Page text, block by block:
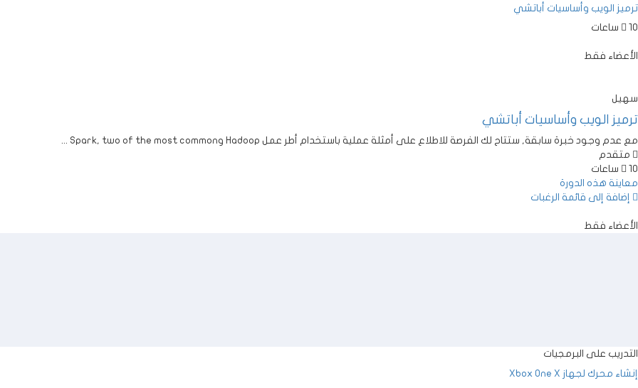
ترميز الويب وأساسيات أباتشي
10 ساعات
الأعضاء فقط
سهيل
ترميز الويب وأساسيات أباتشي
مع عدم وجود خبرة سابقة, ستتاح لك الفرصة للاطلاع على أمثلة عملية باستخدام أطر عمل Hadoop وSpark, two of the most common
متقدم
10 ساعات
معاينة هذه الدورة
إضافة إلى قائمة الرغبات
الأعضاء فقط
التدريب على البرمجيات
إنشاء محرك لجهاز Xbox One X